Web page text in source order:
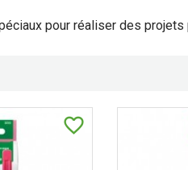
pour réaliser des
favorite_border